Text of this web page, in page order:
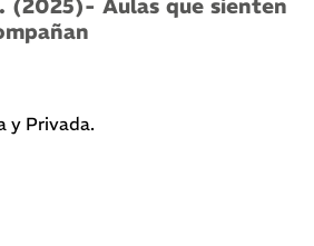
(2025)- Aulas que sienten
y Privada.